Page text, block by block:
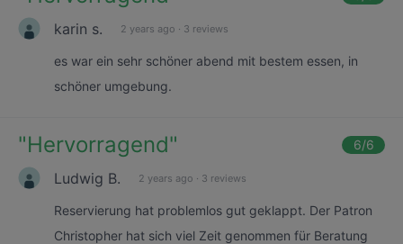
karin s. 2 years ago · 3 reviews
es war ein sehr schöner abend mit bestem essen, in
schöner umgebung.
"Hervorragend" 6/6
Ludwig B. 2 years ago · 3 reviews
Reservierung hat problemlos gut geklappt. Der Patron
Christopher hat sich viel Zeit genommen für Beratung